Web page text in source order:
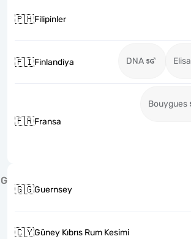
🇵🇭Filipinler
🇫🇮Finlandiya DNA Elisa
🇫🇷Fransa
Bouygues
G
🇬🇬Guernsey
🇨🇾Güney Kıbrıs Rum Kesimi